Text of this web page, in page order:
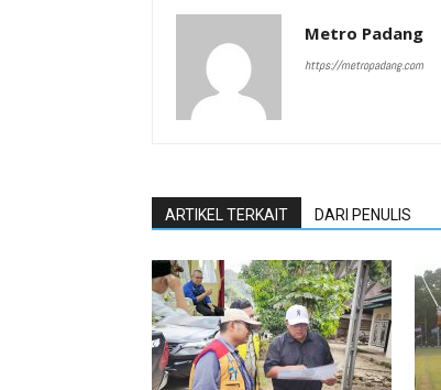
Metro Padang
https://metropadang.com
ARTIKEL TERKAIT DARI PENULIS